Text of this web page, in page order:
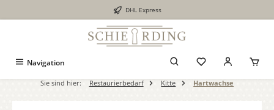
DHL Express
Navigation
Sie sind hier: Restaurierbedarf Kitte Hartwachse